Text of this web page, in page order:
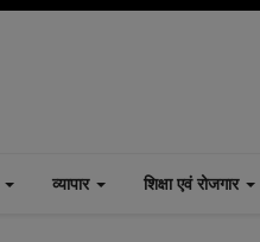
व्यापार शिक्षा एवं रोजगार